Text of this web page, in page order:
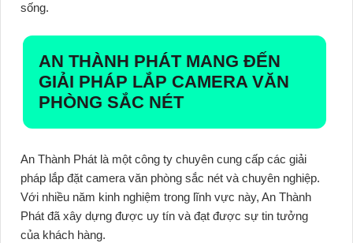
sống.
AN THÀNH PHÁT MANG ĐẾN
GIẢI PHÁP LẮP CAMERA VĂN
PHÒNG SẮC NÉT
An Thành Phát là một công ty chuyên cung cấp các giải
pháp lắp đặt camera văn phòng sắc nét và chuyên nghiệp.
Với nhiều năm kinh nghiệm trong lĩnh vực này, An Thành
Phát đã xây dựng được uy tín và đạt được sự tin tưởng
của khách hàng.